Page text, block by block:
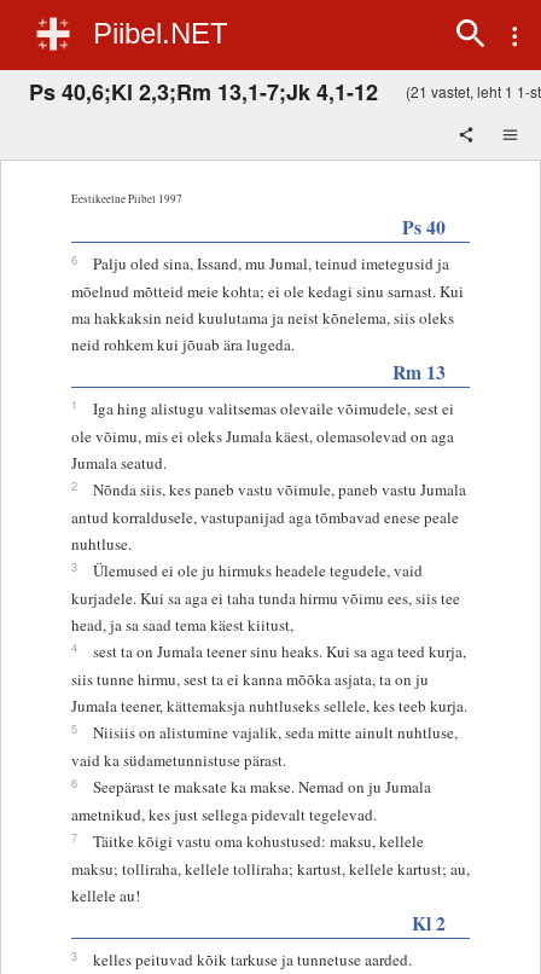
Piibel.NET
Ps 40,6;Kl 2,3;Rm 13,1-7;Jk 4,1-12 (21 vastet, leht 1 1-
Eestikeelne Piibel 1997
Ps 40
6
Palju oled sina, Issand, mu Jumal, teinud imetegusid ja
mõelnud mõtteid meie kohta; ei ole kedagi sinu sarnast. Kui
ma hakkaksin neid kuulutama ja neist kõnelema, siis oleks
neid rohkem kui jõuab ära lugeda.
Rm 13
1
Iga hing alistugu valitsemas olevaile võimudele, sest ei
ole võimu, mis ei oleks Jumala käest, olemasolevad on aga
Jumala seatud.
2
Nõnda siis, kes paneb vastu võimule, paneb vastu Jumala
antud korraldusele, vastupanijad aga tõmbavad enese peale
nuhtluse.
3
Ülemused ei ole ju hirmuks headele tegudele, vaid
kurjadele. Kui sa aga ei taha tunda hirmu võimu ees, siis tee
head, ja sa saad tema käest kiitust,
4
sest ta on Jumala teener sinu heaks. Kui sa aga teed kurja,
siis tunne hirmu, sest ta ei kanna mõõka asjata, ta on ju
Jumala teener, kättemaksja nuhtluseks sellele, kes teeb kurja.
5
Niisiis on alistumine vajalik, seda mitte ainult nuhtluse,
vaid ka südametunnistuse pärast.
6
Seepärast te maksate ka makse. Nemad on ju Jumala
ametnikud, kes just sellega pidevalt tegelevad.
7
Täitke kõigi vastu oma kohustused: maksu, kellele
maksu; tolliraha, kellele tolliraha; kartust, kellele kartust; au,
kellele au!
Kl 2
3 kelles peituvad kõik tarkuse ja tunnetuse aarded.